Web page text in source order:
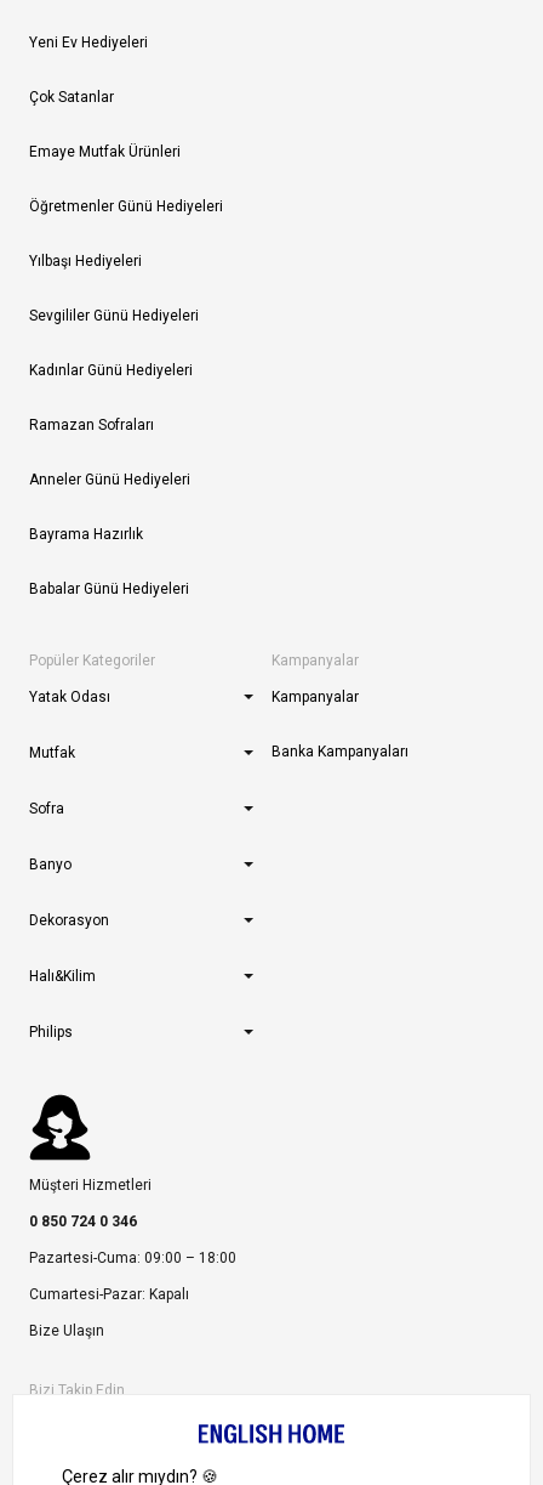
Yeni Ev Hediyeleri
Çok Satanlar
Emaye Mutfak Ürünleri
Öğretmenler Günü Hediyeleri
Yılbaşı Hediyeleri
Sevgililer Günü Hediyeleri
Kadınlar Günü Hediyeleri
Ramazan Sofraları
Anneler Günü Hediyeleri
Bayrama Hazırlık
Babalar Günü Hediyeleri
Popüler Kategoriler
Yatak Odası
Mutfak
Sofra
Banyo
Dekorasyon
Halı&Kilim
Philips
Kampanyalar
Kampanyalar
Banka Kampanyaları
Müşteri Hizmetleri
0 850 724 0 346
Pazartesi-Cuma: 09:00 – 18:00
Cumartesi-Pazar: Kapalı
Bize Ulaşın
Bizi Takip Edin